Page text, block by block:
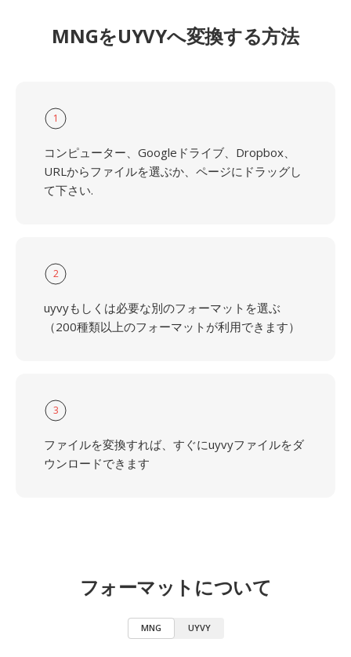
MNGをUYVYへ変換する方法
1
コンピューター、Googleドライブ、Dropbox、
URLからファイルを選ぶか、ページにドラッグし
て下さい.
2
uyvyもしくは必要な別のフォーマットを選ぶ
（200種類以上のフォーマットが利用できます）
3
ファイルを変換すれば、すぐにuyvyファイルをダ
ウンロードできます
フォーマットについて
MNG UYVY